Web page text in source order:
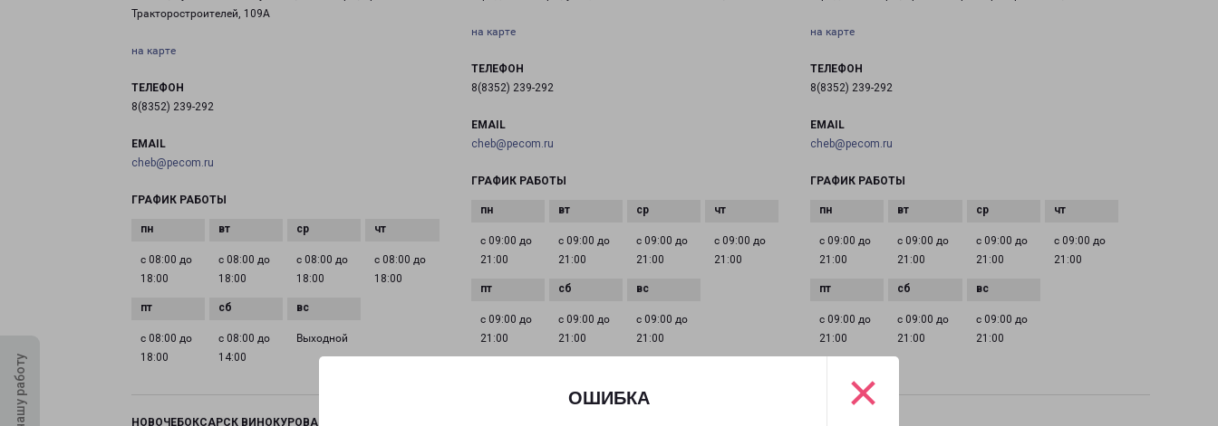
ОШИБКА ×
Тракторостроителей, 109А
на карте
ТЕЛЕФОН
8(8352) 239-292
EMAIL
cheb@pecom.ru
ГРАФИК РАБОТЫ
с 08:00 до
18:00
с 08:00 до
18:00
с 08:00 до
18:00
с 08:00 до
18:00
с 08:00 до
18:00
с 08:00 до
14:00
Выходной
на карте
ТЕЛЕФОН
8(8352) 239-292
EMAIL
cheb@pecom.ru
ГРАФИК РАБОТЫ
с 09:00 до
21:00
с 09:00 до
21:00
с 09:00 до
21:00
с 09:00 до
21:00
с 09:00 до
21:00
с 09:00 до
21:00
с 09:00 до
21:00
на карте
ТЕЛЕФОН
8(8352) 239-292
EMAIL
cheb@pecom.ru
ГРАФИК РАБОТЫ
с 09:00 до
21:00
с 09:00 до
21:00
с 09:00 до
21:00
с 09:00 до
21:00
с 09:00 до
21:00
с 09:00 до
21:00
с 09:00 до
21:00
НОВОЧЕБОКСАРСК ВИНОКУРОВА 99